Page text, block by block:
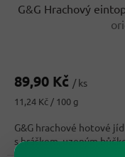
G&G Hrachový
produktu
4,2
z
hvězdiček.
89,90 Kč / ks
Měrná
11,24 Kč / 100 g
G&G hrachové hotové
s hráškem, uzeným